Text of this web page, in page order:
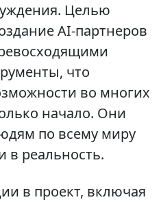
Целью
AI-партнеров
что
во многих
начало. Они
по всему миру
в реальность.
в проект, включая